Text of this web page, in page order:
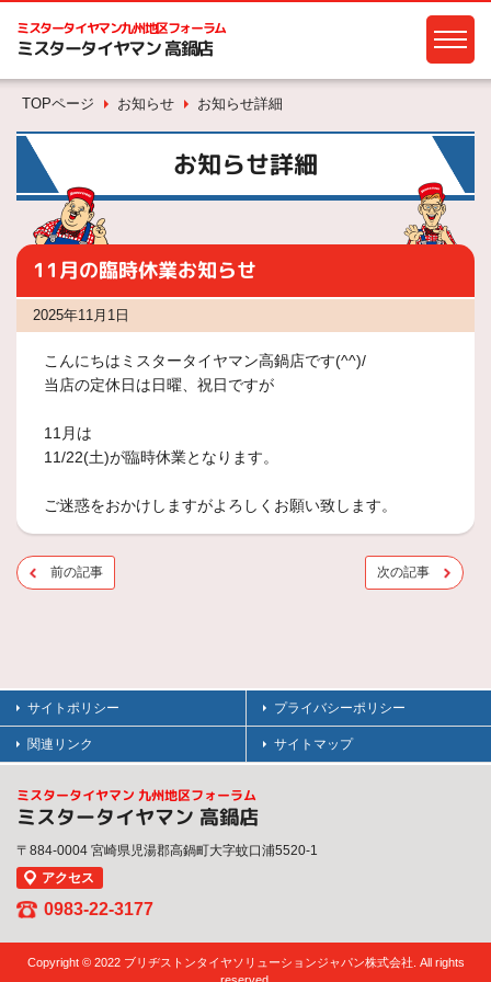
ミスタータイヤマン九州地区フォーラム
ミスタータイヤマン 高鍋店
TOPページ お知らせ お知らせ詳細
お知らせ詳細
11月の臨時休業お知らせ
2025年11月1日
こんにちはミスタータイヤマン高鍋店です(^^)/
当店の定休日は日曜、祝日ですが
11月は
11/22(土)が臨時休業となります。
ご迷惑をおかけしますがよろしくお願い致します。
前の記事 次の記事
サイトポリシー プライバシーポリシー
関連リンク サイトマップ
ミスタータイヤマン 九州地区フォーラム
ミスタータイヤマン 高鍋店
〒884-0004 宮崎県児湯郡高鍋町大字蚊口浦5520-1
アクセス
0983-22-3177
Copyright © 2022 ブリヂストンタイヤソリューションジャパン株式会社. All rights